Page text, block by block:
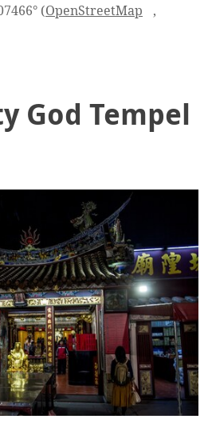
(OpenStreetMap
,
God Tempel